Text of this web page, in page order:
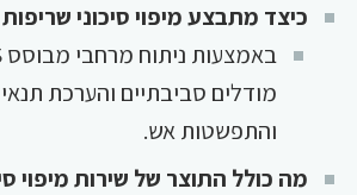
כיצד מתבצע מיפוי סיכוני
מודלים סביבתיים והערכת
והתפשטות אש.
מה כולל התוצר של שירות מיפוי